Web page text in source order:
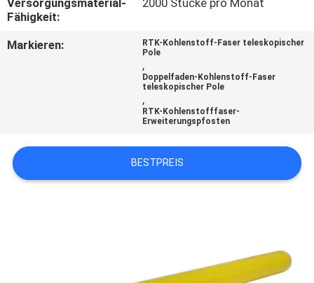
VERBINDUNG
SITEMAP
Versorgungsmaterial-
Fähigkeit:
2000 Stücke pro Monat
Markieren:
RTK-Kohlenstoff-Faser teleskopischer
Pole
,
Doppelfaden-Kohlenstoff-Faser
teleskopischer Pole
,
RTK-Kohlenstofffaser-
Erweiterungspfosten
BESTPREIS